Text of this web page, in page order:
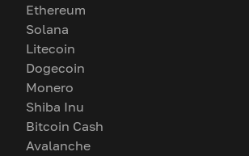
Ethereum
Solana
Litecoin
Dogecoin
Monero
Shiba Inu
Bitcoin Cash
Avalanche